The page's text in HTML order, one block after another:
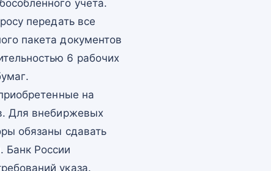
учета.
передать все
пакета документов
6 рабочих
на
Для внебиржевых
обязаны сдавать
Банк России
указа.